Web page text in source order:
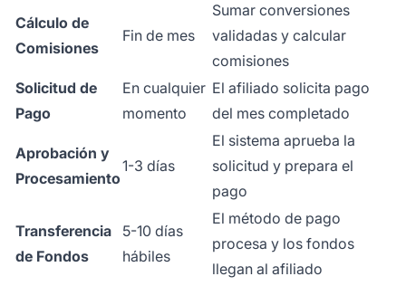
Cálculo de
Comisiones
Fin de mes
Sumar conversiones
validadas y calcular
comisiones
Solicitud de
Pago
En cualquier
momento
El afiliado solicita pago
del mes completado
Aprobación y
Procesamiento
1-3 días
El sistema aprueba la
solicitud y prepara el
pago
Transferencia
de Fondos
5-10 días
hábiles
El método de pago
procesa y los fondos
llegan al afiliado